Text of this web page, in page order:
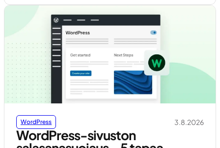
WordPress 3.8.2026
WordPress-sivuston